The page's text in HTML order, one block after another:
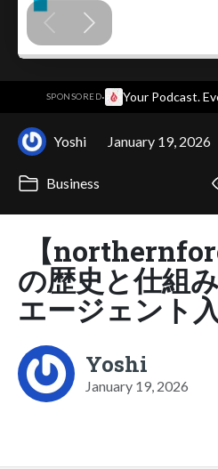
SPONSORED· Your Podcast.
Yoshi January 19, 2026
Business
【
の歴史と仕組
エージェント
Yoshi
January 19, 2026